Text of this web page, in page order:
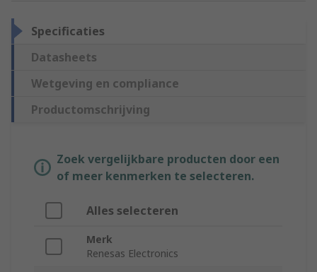
Specificaties
Datasheets
Wetgeving en compliance
Productomschrijving
Zoek vergelijkbare producten door een
of meer kenmerken te selecteren.
Alles selecteren
Merk
Renesas Electronics